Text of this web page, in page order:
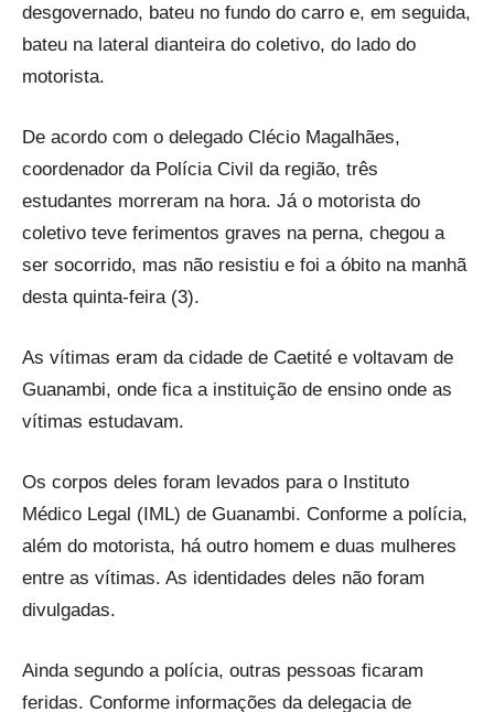
desgovernado, bateu no fundo do carro e, em seguida,
bateu na lateral dianteira do coletivo, do lado do
motorista.
De acordo com o delegado Clécio Magalhães,
coordenador da Polícia Civil da região, três
estudantes morreram na hora. Já o motorista do
coletivo teve ferimentos graves na perna, chegou a
ser socorrido, mas não resistiu e foi a óbito na manhã
desta quinta-feira (3).
As vítimas eram da cidade de Caetité e voltavam de
Guanambi, onde fica a instituição de ensino onde as
vítimas estudavam.
Os corpos deles foram levados para o Instituto
Médico Legal (IML) de Guanambi. Conforme a polícia,
além do motorista, há outro homem e duas mulheres
entre as vítimas. As identidades deles não foram
divulgadas.
Ainda segundo a polícia, outras pessoas ficaram
feridas. Conforme informações da delegacia de